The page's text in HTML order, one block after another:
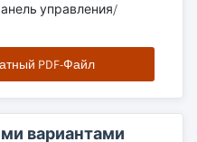
управления/
PDF-Файл
вариантами